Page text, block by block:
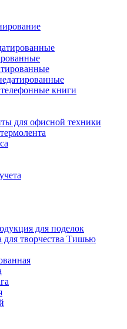
книги
для офисной техники
для поделок
для творчества Тишью